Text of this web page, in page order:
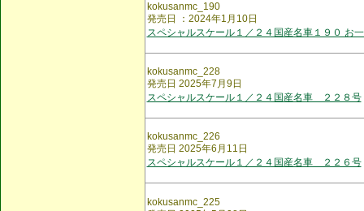
kokusanmc_190
発売日 ：2024年1月10日
スペシャルスケール１／２４国産名車１９０ お
kokusanmc_228
発売日 2025年7月9日
スペシャルスケール１／２４国産名車 ２２８号
kokusanmc_226
発売日 2025年6月11日
スペシャルスケール１／２４国産名車 ２２６号
kokusanmc_225